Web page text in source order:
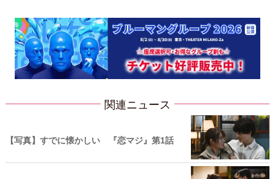
関連ニュース
【写真】すでに懐かしい 『恋マジ』第1話